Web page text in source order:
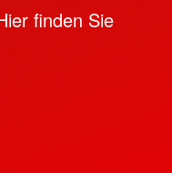
finden Sie